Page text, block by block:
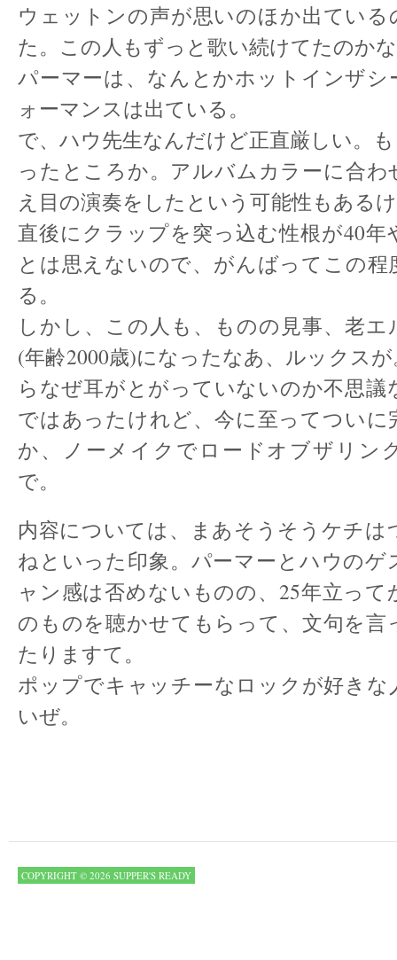
ウェットンの声が思いのほか出ている
た。この人もずっと歌い続けてたのか
パーマーは、なんとかホットインザシ
ォーマンスは出ている。
で、ハウ先生なんだけど正直厳しい。
ったところか。アルバムカラーに合わ
え目の演奏をしたという可能性もある
直後にクラップを突っ込む性根が40年
とは思えないので、がんばってこの
る。
しかし、この人も、ものの見事、老
(年齢2000歳)になったなあ、ルックス
らなぜ耳がとがっていないのか不思
ではあったけれど、今に至ってついに
か、ノーメイクでロードオブザリン
で。
内容については、まあそうそうケチは
ねといった印象。パーマーとハウのゲ
ャン感は否めないものの、25年立っ
のものを聴かせてもらって、文句を言
たりますて。
ポップでキャッチーなロックが好きな
いぜ。
COPYRIGHT © 2026 SUPPER'S READY